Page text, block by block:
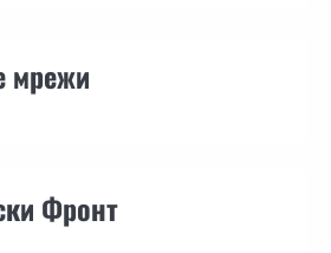
мрежи
Фронт